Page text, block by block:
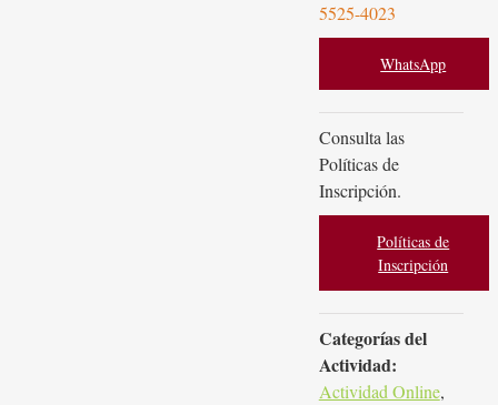
5525-4023
WhatsApp
Consulta las
Políticas de
Inscripción.
Políticas de
Inscripción
Categorías del
Actividad:
Actividad Online,